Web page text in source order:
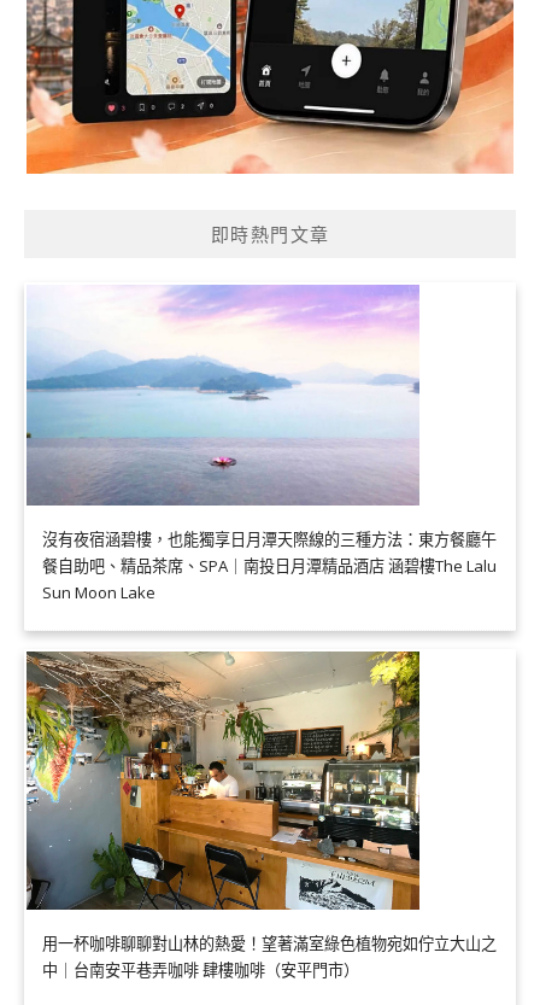
即時熱門文章
沒有夜宿涵碧樓，也能獨享日月潭天際線的三種方法：東方餐廳午
餐自助吧、精品茶席、SPA｜南投日月潭精品酒店 涵碧樓The Lalu
Sun Moon Lake
用一杯咖啡聊聊對山林的熱愛！望著滿室綠色植物宛如佇立大山之
中｜台南安平巷弄咖啡 肆樓咖啡（安平門市）